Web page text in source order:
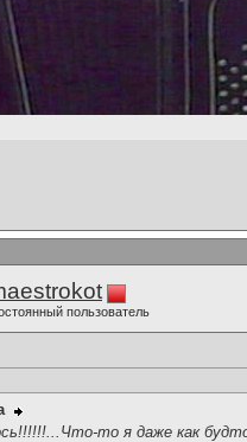
пользователь
то я даже как